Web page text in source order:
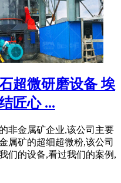
超微研磨设备 埃
匠心 ...
非金属矿企业,该公司主要
属矿的超细超微粉,该公司
们的设备,看过我们的案例,